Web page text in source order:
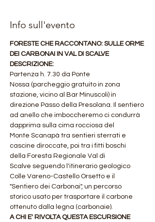
Info sull'evento
FORESTE CHE RACCONTANO: SULLE ORME
DEI CARBONAI IN VAL DI SCALVE
DESCRIZIONE:
Partenza h. 7.30 da Ponte
Nossa (parcheggio gratuito in zona
stazione, vicino al Bar Minuscoli) in
direzione Passo della Presolana. Il sentiero
ad anello che imboccheremo ci condurrà
dapprima sulla cima rocciosa del
Monte Scanapà tra sentieri sterrati e
cascine diroccate, poi tra i fitti boschi
della Foresta Regionale Val di
Scalve seguendo l'itinerario geologico
Colle Vareno-Castello Orsetto e il
"Sentiero dei Carbonai", un percorso
storico usato per trasportare il carbone
ottenuto dalla legna (carbonaie).
A CHI E' RIVOLTA QUESTA ESCURSIONE